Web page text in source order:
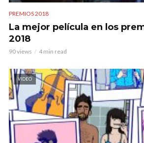
PREMIOS 2018
La mejor película en los
2018
90 views 4 min read
VIDEO